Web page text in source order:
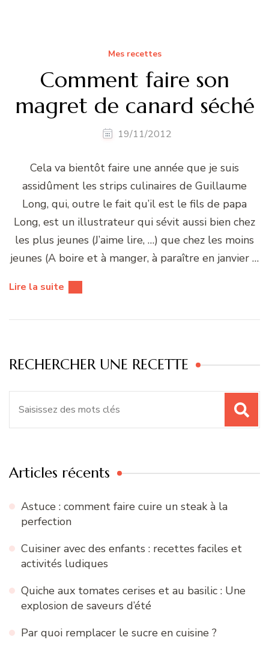
Mes recettes
Comment faire son
magret de canard séché
19/11/2012
Cela va bientôt faire une année que je suis
assidûment les strips culinaires de Guillaume
Long, qui, outre le fait qu’il est le fils de papa
Long, est un illustrateur qui sévit aussi bien chez
les plus jeunes (J’aime lire, …) que chez les moins
jeunes (A boire et à manger, à paraître en janvier …
Lire la suite
RECHERCHER UNE RECETTE
Articles récents
Astuce : comment faire cuire un steak à la
perfection
Cuisiner avec des enfants : recettes faciles et
activités ludiques
Quiche aux tomates cerises et au basilic : Une
explosion de saveurs d’été
Par quoi remplacer le sucre en cuisine ?